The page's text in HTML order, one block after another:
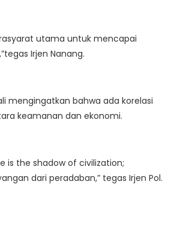
utama untuk mencapai
Irjen Nanang.
mengingatkan bahwa ada korelasi
keamanan dan ekonomi.
is the shadow of civilization;
dari peradaban,” tegas Irjen Pol.